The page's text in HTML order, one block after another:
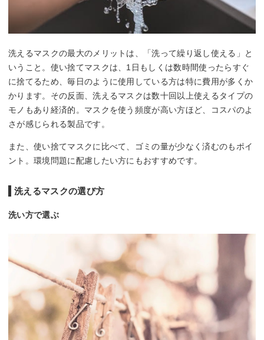
洗えるマスクの最大のメリットは、「洗って繰り返し使える」と
いうこと。使い捨てマスクは、1日もしくは数時間使ったらすぐ
に捨てるため、毎日のように使用している方は特に費用が多くか
かります。その反面、洗えるマスクは数十回以上使えるタイプの
モノもあり経済的。マスクを使う頻度が高い方ほど、コスパのよ
さが感じられる製品です。
また、使い捨てマスクに比べて、ゴミの量が少なく済むのもポイ
ント。環境問題に配慮したい方にもおすすめです。
洗えるマスクの選び方
洗い方で選ぶ